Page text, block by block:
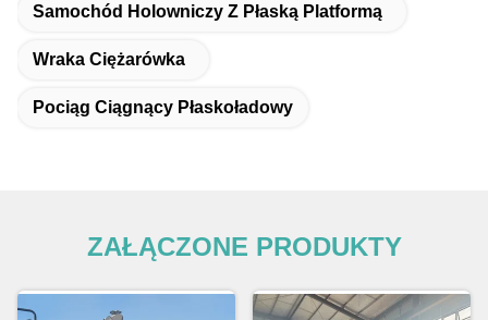
Samochód Holowniczy Z Płaską Platformą
Wraka Ciężarówka
Pociąg Ciągnący Płaskoładowy
ZAŁĄCZONE PRODUKTY